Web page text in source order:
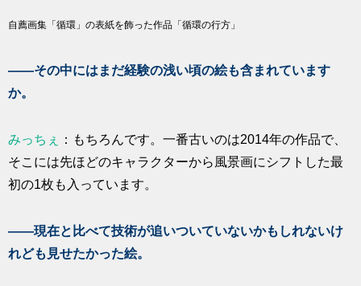
自薦画集「循環」の表紙を飾った作品「循環の行方」
――その中にはまだ経験の浅い頃の絵も含まれています
か。
みっちぇ
：もちろんです。一番古いのは2014年の作品で、
そこには先ほどのキャラクターから風景画にシフトした最
初の1枚も入っています。
――現在と比べて技術が追いついていないかもしれないけ
れども見せたかった絵。